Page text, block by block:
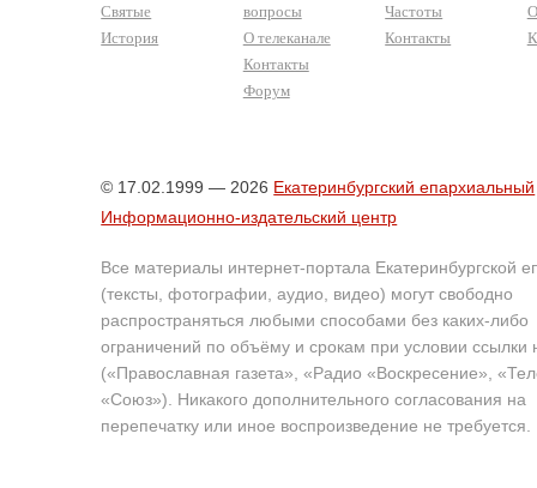
Святые
История
вопросы
О телеканале
Контакты
Форум
Частоты
Контакты
© 17.02.1999 — 2026 Екатеринбургский епархиальный
Информационно-издательский центр
Все материалы интернет-портала Екатеринбургской
(тексты, фотографии, аудио, видео) могут свободно
распространяться любыми способами без каких-либо
ограничений по объёму и срокам при условии ссылки
(«Православная газета», «Радио «Воскресение»,
«Союз»). Никакого дополнительного согласования на
перепечатку или иное воспроизведение не требуется.